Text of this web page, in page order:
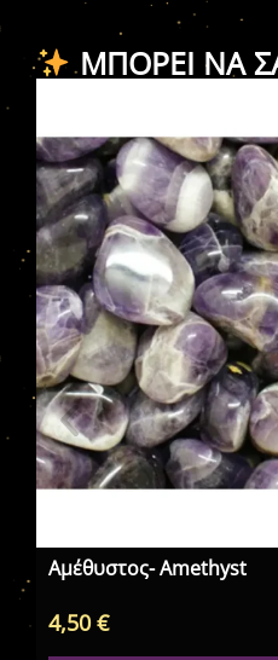
ΜΠΟΡΕΊ ΝΑ
Αμέθυστος- Amethyst
4,50€